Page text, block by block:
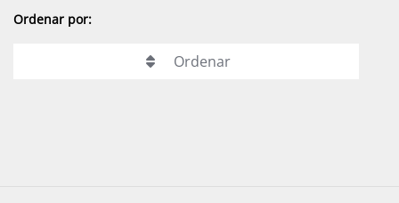
Ordenar por:
Ordenar